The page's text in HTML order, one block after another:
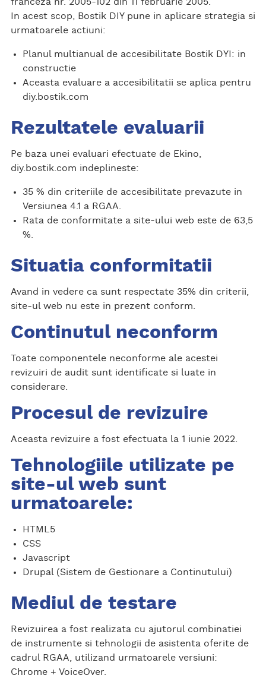
In acest scop, Bostik DIY pune in aplicare strategia si
urmatoarele actiuni:
Planul multianual de accesibilitate Bostik DYI: in
constructie
Aceasta evaluare a accesibilitatii se aplica pentru
diy.bostik.com
Rezultatele evaluarii
Pe baza unei evaluari efectuate de Ekino,
diy.bostik.com indeplineste:
35 % din criteriile de accesibilitate prevazute in
Versiunea 4.1 a RGAA.
Rata de conformitate a site-ului web este de 63,5
%.
Situatia conformitatii
Avand in vedere ca sunt respectate 35% din criterii,
site-ul web nu este in prezent conform.
Continutul neconform
Toate componentele neconforme ale acestei
revizuiri de audit sunt identificate si luate in
considerare.
Procesul de revizuire
Aceasta revizuire a fost efectuata la 1 iunie 2022.
Tehnologiile utilizate pe
site-ul web sunt
urmatoarele:
HTML5
CSS
Javascript
Drupal (Sistem de Gestionare a Continutului)
Mediul de testare
Revizuirea a fost realizata cu ajutorul combinatiei
de instrumente si tehnologii de asistenta oferite de
cadrul RGAA, utilizand urmatoarele versiuni:
Chrome + VoiceOver.